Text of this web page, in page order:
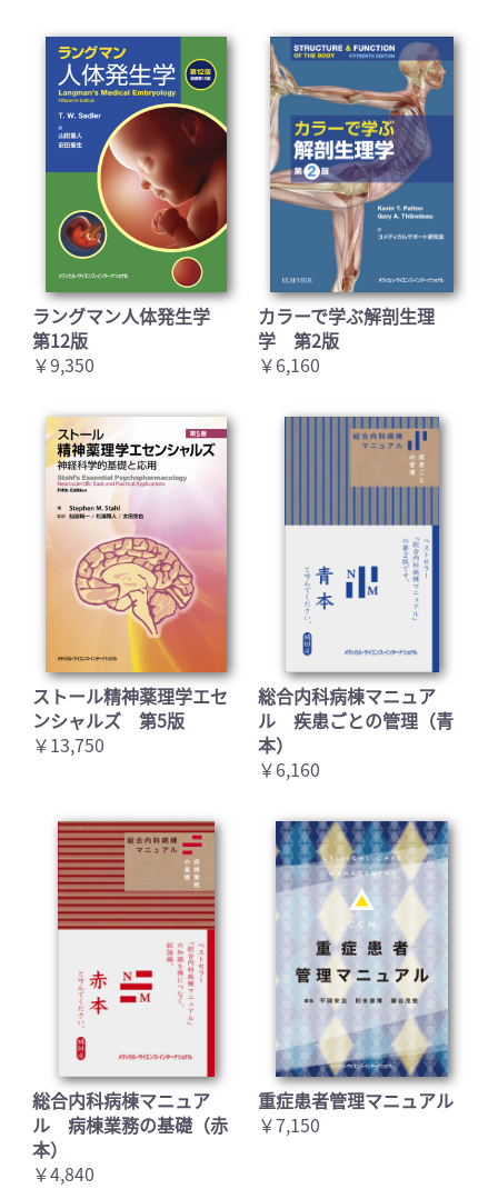
ラングマン人体発生学
第12版
￥9,350
カラーで学ぶ解剖生理
学 第2版
￥6,160
ストール精神薬理学エセ
ンシャルズ 第5版
￥13,750
総合内科病棟マニュア
ル 疾患ごとの管理（青
本）
￥6,160
総合内科病棟マニュア
ル 病棟業務の基礎（赤
本）
￥4,840
重症患者管理マニュアル
￥7,150